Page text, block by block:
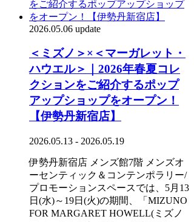
2026.05.06 update
＜ミズノ＞×＜マーガレット・
ハウエル＞｜2026年春夏コレ
クションをご紹介するポップ
アップショップをオープン！
【伊勢丹新宿店】
2026.05.13 - 2026.05.19
伊勢丹新宿店 メンズ館7階 メンズオ
ーセンティック＆コンテンポラリー/
プロモーションスペースでは、5月13
日(水)～19日(火)の期間、「MIZUNO
FOR MARGARET HOWELL(ミズノ